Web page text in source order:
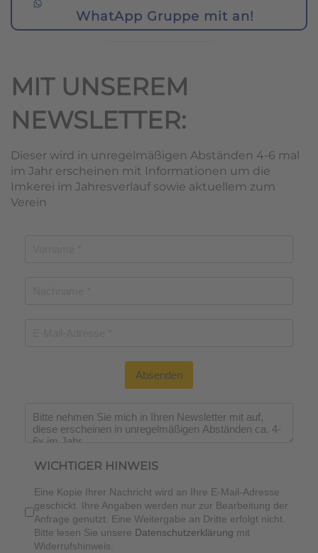
WhatApp Gruppe mit an!
MIT UNSEREM
NEWSLETTER:
Dieser wird in unregelmäßigen Abständen 4-6 mal
im Jahr erscheinen mit Informationen um die
Imkerei im Jahresverlauf sowie aktuellem zum
Verein
Absenden
Wichtiger Hinweis*
WICHTIGER HINWEIS
Eine Kopie Ihrer Nachricht wird an Ihre E-Mail-Adresse
geschickt. Ihre Angaben werden nur zur Bearbeitung der
Anfrage genutzt. Eine Weitergabe an Dritte erfolgt nicht.
Bitte lesen Sie unsere Datenschutzerklärung mit
Widerrufshinweis.